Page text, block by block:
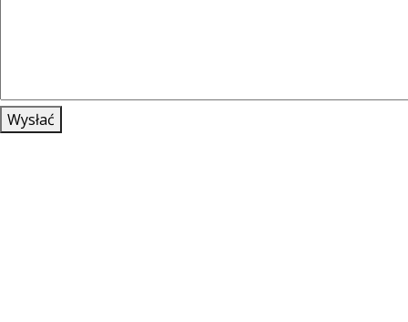
Wysłać